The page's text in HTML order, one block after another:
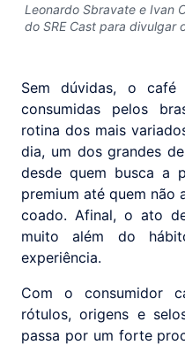
Leonardo Sbravate e Ivan
do SRE Cast para divulgar
Sem dúvidas, o
consumidas pelos
rotina dos mais
dia, um dos grandes
desde quem busca a
premium até quem não
coado. Afinal, o ato
muito além do
experiência.
Com o consumidor
rótulos, origens e
passa por um forte